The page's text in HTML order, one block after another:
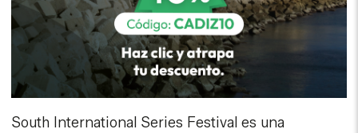
South International Series Festival es una